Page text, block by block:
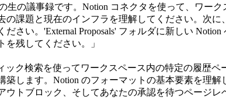
の議事録です。Notion コネクタを使って、ワーク
課題と現在のインフラを理解してください。次
さい。'External Proposals' フォルダに新しい
残してください。」
ック検索を使ってワークスペース内の特定の履歴
します。Notion のフォーマットの基本要素を理
トブロック、そしてあなたの承認を待つページレ